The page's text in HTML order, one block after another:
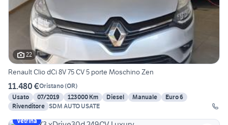
22
Renault Clio dCi 8V 75 CV 5 porte Moschino Zen
11.480 €Oristano(OR)
Usato
07/2019 123000 Km Diesel Manuale
Euro 6
Rivenditore SDM AUTO USATE
Vetrina